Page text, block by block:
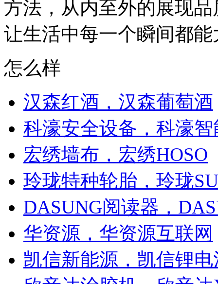
方法，从内至外的展现
让生活中每一个瞬间都
怎么样
汉森红酒，汉森葡萄酒
科濠安全设备，科濠
宏绣墙布，宏绣HOSO
玲珑特种轮胎，玲珑
DASUNG阅读器，
华资源，华资源互联网
凯信新能源，凯信锂电